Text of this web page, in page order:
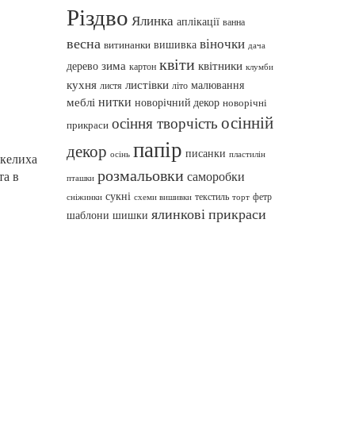
в
Різдво Ялинка аплікації ванна
весна витинанки вишивка віночки дача
дерево зима картон квіти квітники клумби
кухня листя листівки літо малювання
меблі нитки новорічний декор новорічні
прикраси осіння творчість осінній
декор осінь папір писанки пластилін
пташки розмальовки саморобки
сніжинки сукні схеми вишивки текстиль торт фетр
шаблони шишки ялинкові прикраси